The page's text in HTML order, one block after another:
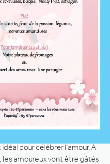
pour célébrer l’amour. A
les amoureux vont être gâtés